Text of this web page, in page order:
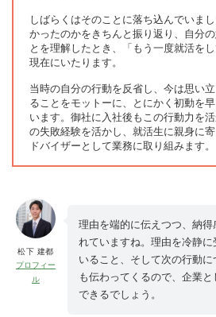
しばらくはそのことに落ち込んでいま
かったのかをきちんと振り返り、自分
とを理解したとき、「もう一度就活を
現在にいたります。
当時の自分の行動を反省し、今は思い
ることをモットーに、とにかく初動を
います。御社に入社後もこの行動力を
の失敗経験を活かし、就活生に親身に
ドバイザーとして業務に取り組みます。
松下 建都
プロフィー
ル
理由を端的に伝えつつ、納
れていますね。理由を冷静
いること、そして次の行動
も伝わってくるので、企業
できるでしょう。